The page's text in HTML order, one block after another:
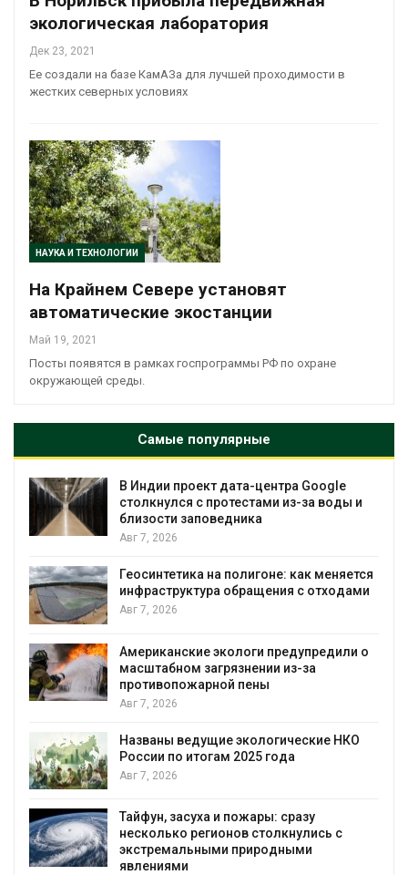
экологическая лаборатория
Дек 23, 2021
Ее создали на базе КамАЗа для лучшей проходимости в
жестких северных условиях
НАУКА И ТЕХНОЛОГИИ
На Крайнем Севере установят
автоматические экостанции
Май 19, 2021
Посты появятся в рамках госпрограммы РФ по охране
окружающей среды.
Самые популярные
В Индии проект дата-центра Google
столкнулся с протестами из-за воды и
близости заповедника
Авг 7, 2026
Геосинтетика на полигоне: как меняется
инфраструктура обращения с отходами
Авг 7, 2026
Американские экологи предупредили о
масштабном загрязнении из-за
противопожарной пены
Авг 7, 2026
Названы ведущие экологические НКО
России по итогам 2025 года
Авг 7, 2026
Тайфун, засуха и пожары: сразу
несколько регионов столкнулись с
экстремальными природными
явлениями